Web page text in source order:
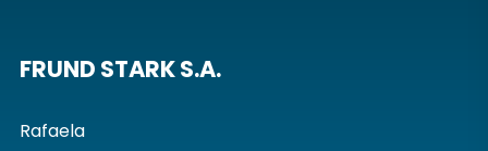
FRUND STARK S.A.
Rafaela